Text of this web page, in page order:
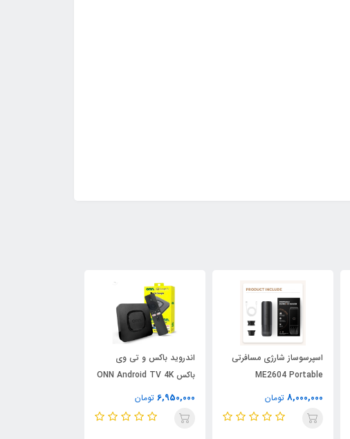
اسپرسوساز شارژی مسافرتی
ME2604 Portable
Espresso Maker
8,000,000 تومان
اندروید باکس و تی وی
باکس ONN Android TV 4K
6,950,000 تومان